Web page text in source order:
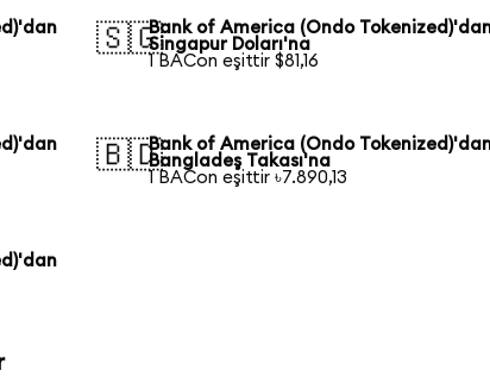
🇸🇬Bank of America (Ondo
Singapur Doları'na
1 BACon eşittir $81,16
🇧🇩Bank of America (Ondo
Bangladeş Takası'na
1 BACon eşittir ৳7.890,13